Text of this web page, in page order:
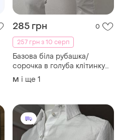
285 грн
0
257 грн з 10 серп
Базова біла рубашка/
сорочка в голуба клітинку
бренду smartweave
M і ще 1